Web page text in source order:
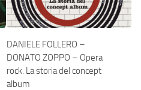
DANIELE FOLLERO –
DONATO ZOPPO – Opera
rock. La storia del concept
album